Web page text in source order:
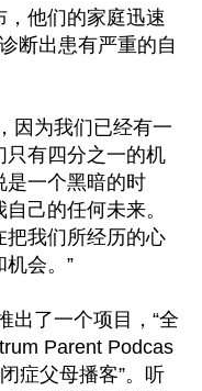
，他们的家庭迅速
断出患有严重的自
因为我们已经有一
只有四分之一的机
是一个黑暗的时
己的任何未来。
把我们所经历的心
会。”
出了一个项目，“全
Parent Podcas
症父母播客”。听